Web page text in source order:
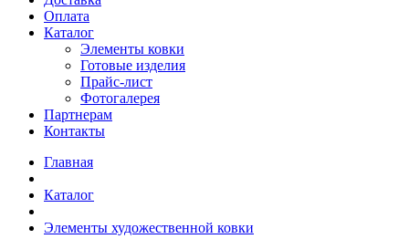
Оплата
Каталог
Элементы ковки
Готовые изделия
Прайс-лист
Фотогалерея
Партнерам
Контакты
Главная
Каталог
Элементы художественной ковки